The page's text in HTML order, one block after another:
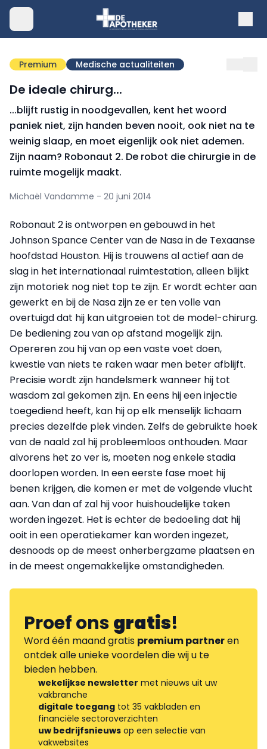
Premium Medische actualiteiten
De ideale chirurg...
...blijft rustig in noodgevallen, kent het woord
paniek niet, zijn handen beven nooit, ook niet na te
weinig slaap, en moet eigenlijk ook niet ademen.
Zijn naam? Robonaut 2. De robot die chirurgie in de
ruimte mogelijk maakt.
Michaël Vandamme - 20 juni 2014
Robonaut 2 is ontworpen en gebouwd in het
Johnson Spance Center van de Nasa in de Texaanse
hoofdstad Houston. Hij is trouwens al actief aan de
slag in het internationaal ruimtestation, alleen blijkt
zijn motoriek nog niet top te zijn. Er wordt echter aan
gewerkt en bij de Nasa zijn ze er ten volle van
overtuigd dat hij kan uitgroeien tot de model-chirurg.
De bediening zou van op afstand mogelijk zijn.
Opereren zou hij van op een vaste voet doen,
kwestie van niets te raken waar men beter afblijft.
Precisie wordt zijn handelsmerk wanneer hij tot
wasdom zal gekomen zijn. En eens hij een injectie
toegediend heeft, kan hij op elk menselijk lichaam
precies dezelfde plek vinden. Zelfs de gebruikte hoek
van de naald zal hij probleemloos onthouden. Maar
alvorens het zo ver is, moeten nog enkele stadia
doorlopen worden. In een eerste fase moet hij
benen krijgen, die komen er met de volgende vlucht
aan. Van dan af zal hij voor huishoudelijke taken
worden ingezet. Het is echter de bedoeling dat hij
ooit in een operatiekamer kan worden ingezet,
desnoods op de meest onherbergzame plaatsen en
in de meest ongemakkelijke omstandigheden.
Proef onsgratis!
Word één maand gratis premium partneren
ontdek alle unieke voordelen die wij u te
bieden hebben.
wekelijkse newsletter met nieuws uit uw
vakbranche
digitale toegang tot 35 vakbladen en
financiële sectoroverzichten
uw bedrijfsnieuws op een selectie van
vakwebsites